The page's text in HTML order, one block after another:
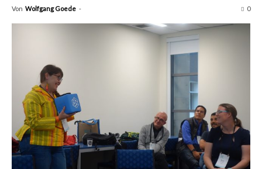
Von Wolfgang Goede - 0